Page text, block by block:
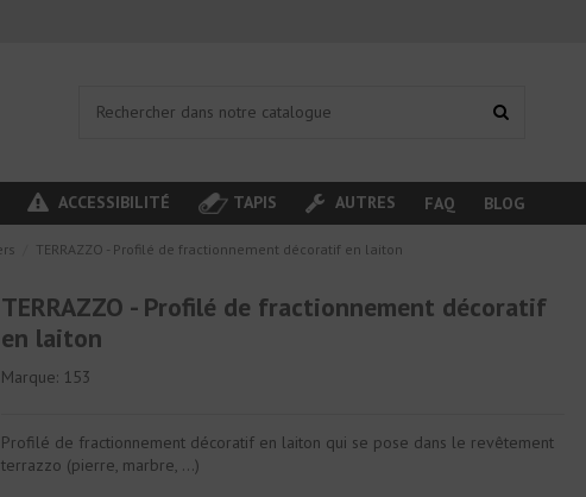
ACCESSIBILITÉ TAPIS AUTRES FAQ BLOG
TERRAZZO - Profilé de fractionnement décoratif en laiton
TERRAZZO - Profilé de fractionnement décoratif
en laiton
Marque: 153
Profilé de fractionnement décoratif en laiton qui se pose dans le revêtement
terrazzo (pierre, marbre, ...)